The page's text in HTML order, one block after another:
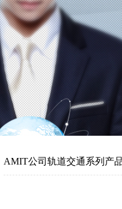
AMIT公司轨道交通系列产